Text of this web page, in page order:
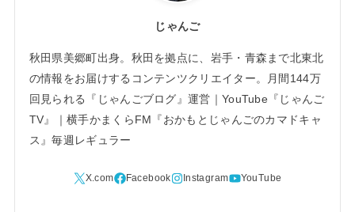
じゃんご
秋田県美郷町出身。秋田を拠点に、岩手・青森まで北東北
の情報をお届けするコンテンツクリエイター。月間144万
回見られる『じゃんごブログ』運営｜YouTube『じゃんご
TV』｜横手かまくらFM『おかもとじゃんごのカマドキャ
ス』毎週レギュラー